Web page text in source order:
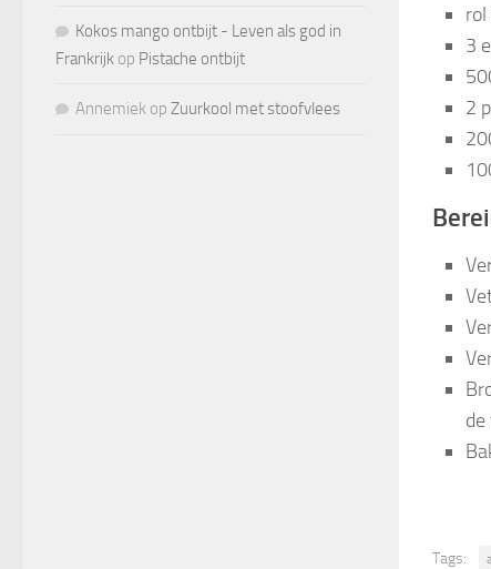
rol
3
2
Tags:
Kokos mango ontbijt - Leven als god in
Frankrijk op Pistache ontbijt
Annemiek op Zuurkool met stoofvlees